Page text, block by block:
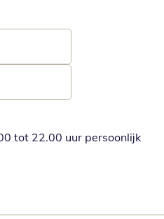
tot 22.00 uur persoonlijk